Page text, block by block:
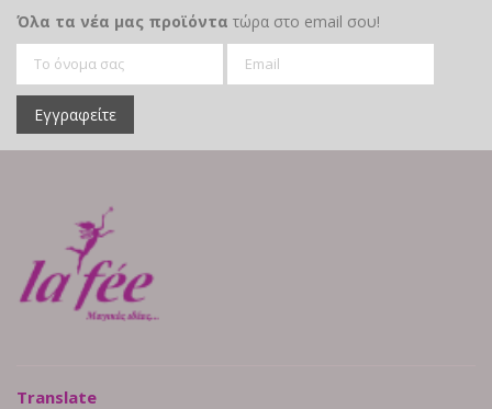
Όλα τα νέα μας προϊόντα τώρα στο email σου!
Εγγραφείτε
Translate